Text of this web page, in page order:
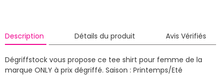
Description Détails du produit Avis Vérifiés
Dégriffstock vous propose ce tee shirt pour femme de la
marque ONLY à prix dégriffé. Saison : Printemps/Eté